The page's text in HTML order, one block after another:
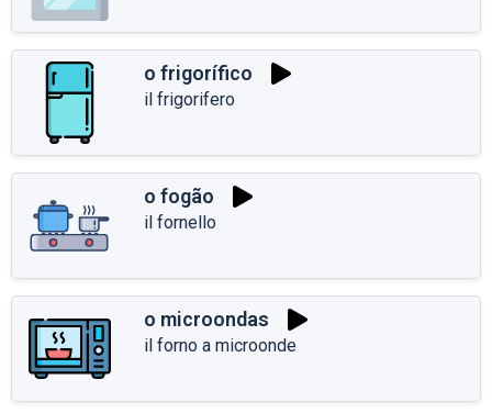
o frigorífico
il frigorifero
o fogão
il fornello
o microondas
il forno a microonde